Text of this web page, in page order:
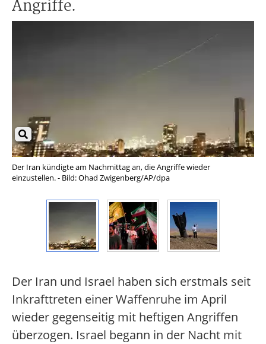
Angriffe.
Der Iran kündigte am Nachmittag an, die Angriffe wieder
einzustellen. - Bild: Ohad Zwigenberg/AP/dpa
Der Iran und Israel haben sich erstmals seit
Inkrafttreten einer Waffenruhe im April
wieder gegenseitig mit heftigen Angriffen
überzogen. Israel begann in der Nacht mit